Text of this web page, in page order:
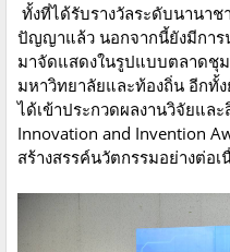
ทั้งที่ได้รับรางวัลระดับนานา
ปัญญาแล้ว นอกจากนี้ยังมีกา
มาจัดแสดงในรูปแบบตลาดชุ
มหาวิทยาลัยและท้องถิ่น อีกทั้
ได้เข้าประกวดผลงานวิจัยและ
Innovation and Invention
สร้างสรรค์นวัตกรรมอย่างต่อเ